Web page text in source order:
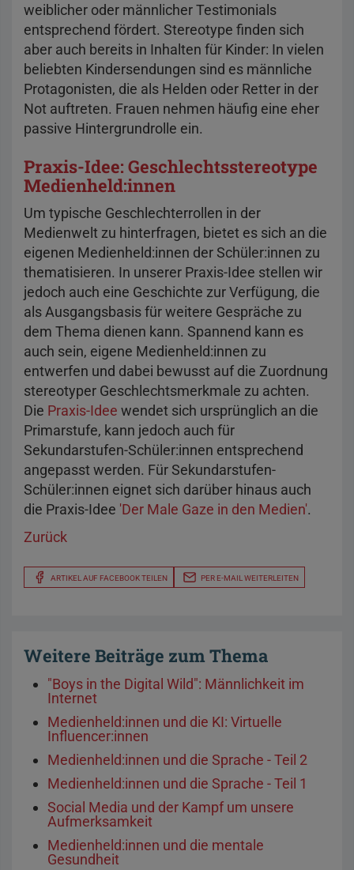
weiblicher oder männlicher Testimonials
entsprechend fördert. Stereotype finden sich
aber auch bereits in Inhalten für Kinder: In vielen
beliebten Kindersendungen sind es männliche
Protagonisten, die als Helden oder Retter in der
Not auftreten. Frauen nehmen häufig eine eher
passive Hintergrundrolle ein.
Praxis-Idee: Geschlechtsstereotype
Medienheld:innen
Um typische Geschlechterrollen in der
Medienwelt zu hinterfragen, bietet es sich an die
eigenen Medienheld:innen der Schüler:innen zu
thematisieren. In unserer Praxis-Idee stellen wir
jedoch auch eine Geschichte zur Verfügung, die
als Ausgangsbasis für weitere Gespräche zu
dem Thema dienen kann. Spannend kann es
auch sein, eigene Medienheld:innen zu
entwerfen und dabei bewusst auf die Zuordnung
stereotyper Geschlechtsmerkmale zu achten.
Die Praxis-Idee wendet sich ursprünglich an die
Primarstufe, kann jedoch auch für
Sekundarstufen-Schüler:innen entsprechend
angepasst werden. Für Sekundarstufen-
Schüler:innen eignet sich darüber hinaus auch
die Praxis-Idee 'Der Male Gaze in den Medien'.
Zurück
ARTIKEL AUF FACEBOOK TEILEN PER E-MAIL WEITERLEITEN
Weitere Beiträge zum Thema
"Boys in the Digital Wild": Männlichkeit im
Internet
Medienheld:innen und die KI: Virtuelle
Influencer:innen
Medienheld:innen und die Sprache - Teil 2
Medienheld:innen und die Sprache - Teil 1
Social Media und der Kampf um unsere
Aufmerksamkeit
Medienheld:innen und die mentale
Gesundheit